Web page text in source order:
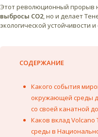
Этот революционный прорыв
выбросы CO2, но и делает
экологической устойчивости
СОДЕРЖАНИЕ
Какого события
окружающей среды
со своей канатной
Каков вклад
среды в